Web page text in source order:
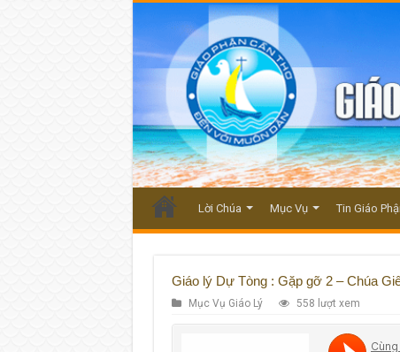
Lời Chúa Mục Vụ Tin Giáo
Giáo lý Dự Tòng : Gặp gỡ 2 – Chúa
Mục Vụ Giáo Lý 558 lượt xem